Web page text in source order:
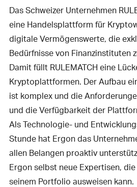
Das Schweizer Unternehmen
eine Handelsplattform für
digitale Vermögenswerte, die
Bedürfnisse von Finanzinstituten
Damit füllt RULEMATCH eine
Kryptoplattformen. Der Aufbau
ist komplex und die
und die Verfügbarkeit der
Als Technologie- und
Stunde hat Ergon das
allen Belangen proaktiv
Ergon selbst neue Expertisen,
seinem Portfolio ausweisen kann.